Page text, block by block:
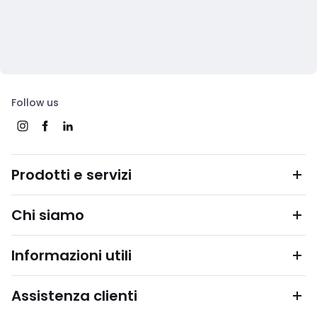
Follow us
Prodotti e servizi
Chi siamo
Informazioni utili
Assistenza clienti